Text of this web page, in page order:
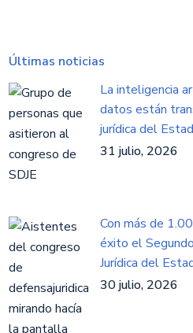
Últimas noticias
La inteligencia
datos están
jurídica del
31 julio, 2026
Con más de
éxito el
Jurídica del
30 julio, 2026